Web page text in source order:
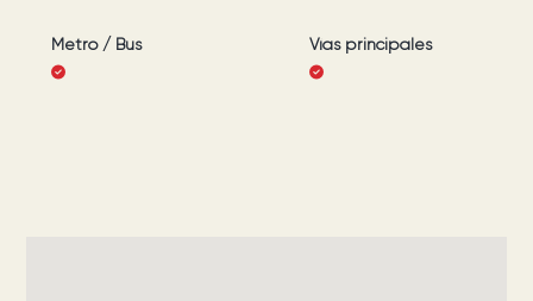
Metro / Bus Vías principales